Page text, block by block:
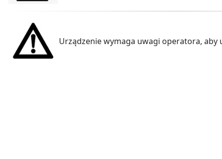
Urządzenie wymaga uwagi operatora,